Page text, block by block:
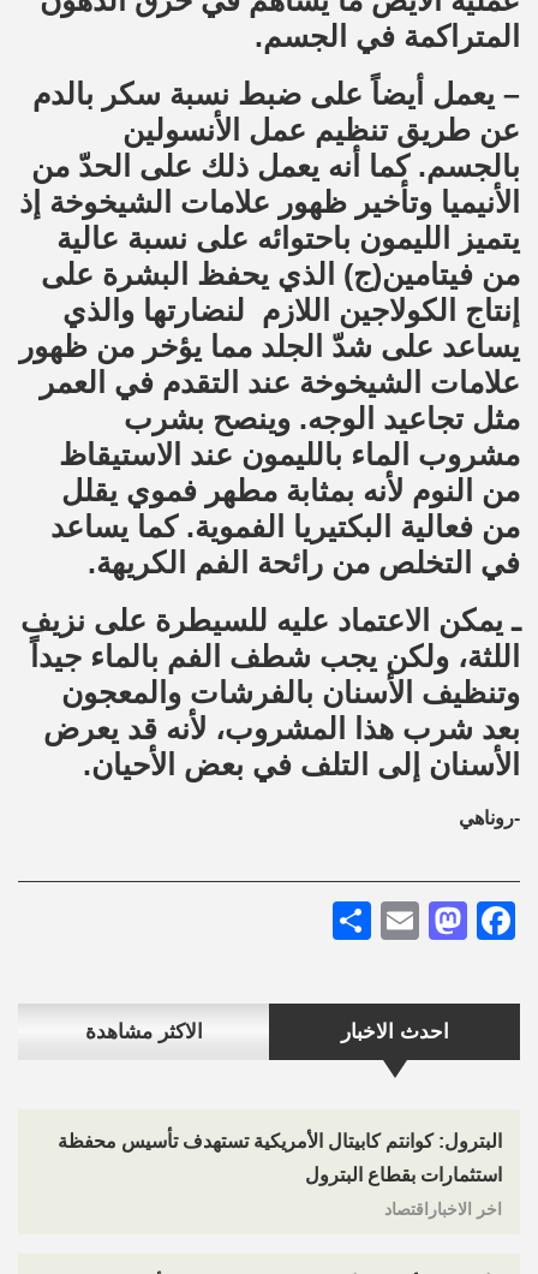
احدث الاخبار الاكثر مشاهدة
البترول: كوانتم كابيتال الأمريكية تستهدف تأسيس محفظة
استثمارات بقطاع البترول
اخر الاخباراقتصاد
المتراكمة في الجسم.
– يعمل أيضاً على ضبط نسبة سكر بالدم
عن طريق تنظيم عمل الأنسولين
بالجسم. كما أنه يعمل ذلك على الحدّ من
الأنيميا وتأخير ظهور علامات الشيخوخة إذ
يتميز الليمون باحتوائه على نسبة عالية
من فيتامين(ج) الذي يحفظ البشرة على
إنتاج الكولاجين اللازم لنضارتها والذي
يساعد على شدّ الجلد مما يؤخر من ظهور
علامات الشيخوخة عند التقدم في العمر
مثل تجاعيد الوجه. وينصح بشرب
مشروب الماء بالليمون عند الاستيقاظ
من النوم لأنه بمثابة مطهر فموي يقلل
من فعالية البكتيريا الفموية. كما يساعد
في التخلص من رائحة الفم الكريهة.
ـ يمكن الاعتماد عليه للسيطرة على نزيف
اللثة، ولكن يجب شطف الفم بالماء جيداً
وتنظيف الأسنان بالفرشات والمعجون
بعد شرب هذا المشروب، لأنه قد يعرض
الأسنان إلى التلف في بعض الأحيان.
-روناهي
Facebook
Mastodon
Email